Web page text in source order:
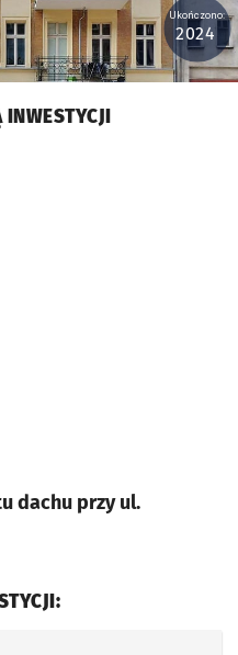
Ukończono:
2024
dachu przy ul.